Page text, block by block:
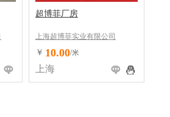
超博菲厂房
上海超博菲实业有限公司
￥ 10.00/米
上海